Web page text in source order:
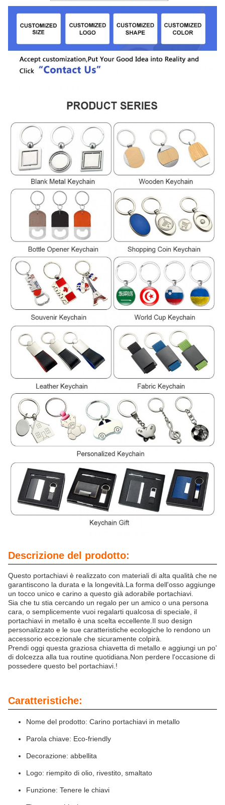
Descrizione del prodotto:
Questo portachiavi è realizzato con materiali di alta qualità che ne
garantiscono la durata e la longevità.La forma dell'osso aggiunge
un tocco unico e carino a questo già adorabile portachiavi.
Sia che tu stia cercando un regalo per un amico o una persona
cara, o semplicemente vuoi regalarti qualcosa di speciale, il
portachiavi in metallo è una scelta eccellente.Il suo design
personalizzato e le sue caratteristiche ecologiche lo rendono un
accessorio eccezionale che sicuramente colpirà.
Prendi oggi questa graziosa chiavetta di metallo e aggiungi un po'
di dolcezza alla tua routine quotidiana.Non perdere l'occasione di
possedere questo bel portachiavi.!
Caratteristiche:
Nome del prodotto: Carino portachiavi in metallo
Parola chiave: Eco-friendly
Decorazione: abbellita
Logo: riempito di olio, rivestito, smaltato
Funzione: Tenere le chiavi